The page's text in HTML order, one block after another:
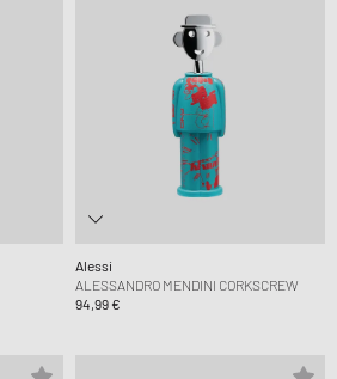
Alessi
ALESSANDRO MENDINI CORKSCREW
94,99 €